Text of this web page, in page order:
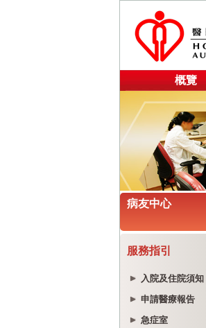
概覽
病友中心
服務指引
入院及住院須知
申請醫療報告
急症室